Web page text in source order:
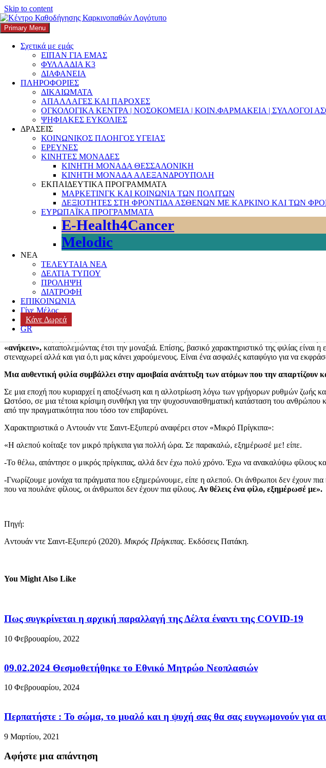
Skip to content
K3
ΚΕΝΤΡΟ ΚΑΘΟΔΗΓΗΣΗΣ ΚΑΡΚΙΝΟΠΑΘΩΝ
Primary Menu
Σχετικά με εμάς
ΕΙΠΑΝ ΓΙΑ ΕΜΑΣ
ΦΥΛΛΑΔΙΑ Κ3
ΔΙΑΦΑΝΕΙΑ
ΠΛΗΡΟΦΟΡΙΕΣ
ΔΙΚΑΙΩΜΑΤΑ
ΑΠΑΛΛΑΓΕΣ ΚΑΙ ΠΑΡΟΧΕΣ
ΟΓΚΟΛΟΓΙΚΑ ΚΕΝΤΡΑ | ΝΟΣΟΚΟΜΕΙΑ | ΚΟΙΝ.ΦΑΡΜΑΚΕΙΑ | ΣΥΛΛΟΓΟΙ
ΨΗΦΙΑΚΕΣ ΕΥΚΟΛΙΕΣ
ΔΡΑΣΕΙΣ
ΚΟΙΝΩΝΙΚΟΣ ΠΛΟΗΓΟΣ ΥΓΕΙΑΣ
ΕΡΕΥΝΕΣ
ΚΙΝΗΤΕΣ ΜΟΝΑΔΕΣ
ΚΙΝΗΤΗ ΜΟΝΑΔΑ ΘΕΣΣΑΛΟΝΙΚΗ
ΚΙΝΗΤΗ ΜΟΝΑΔΑ ΑΛΕΞΑΝΔΡΟΥΠΟΛΗ
ΕΚΠΑΙΔΕΥΤΙΚΑ ΠΡΟΓΡΑΜΜΑΤΑ
ΜΑΡΚΕΤΙΝΓΚ ΚΑΙ ΚΟΙΝΩΝΙΑ ΤΩΝ ΠΟΛΙΤΩΝ
ΔΕΞΙΟΤΗΤΕΣ ΣΤΗ ΦΡΟΝΤΙΔΑ ΑΣΘΕΝΩΝ ΜΕ ΚΑΡΚΙΝΟ ΚΑΙ ΤΩΝ
ΕΥΡΩΠΑΪΚΑ ΠΡΟΓΡΑΜΜΑΤΑ
E-Health4Cancer
Melodic
ΝΕΑ
ΤΕΛΕΥΤΑΙΑ ΝΕΑ
ΔΕΛΤΙΑ ΤΥΠΟΥ
ΠΡΟΛΗΨΗ
ΔΙΑΤΡΟΦΗ
ΕΠΙΚΟΙΝΩΝΙΑ
Γίνε Μέλος
Κάνε Δωρεά
GR
Αναζήτηση για:
30 Ιουλίου Παγκόσμια Μέρα Φιλίας
Posted on 30 Ιουλίου, 2024Authork3-editorCategoriesΕΘΕΛΟΝΤΙΣΜΟΣ,ΕΛΛΑΔΑ,
ΜΕΡΑ ΦΙΛΙΑΣ ,ΠΟΙΟΤΗΤΑ ΖΩΗΣ
Το 2011 με απόφαση της Γενικής Συνέλευσης του ΟΗΕ (A/RES/65/275) καθιερώθηκε η
Η λέξη φιλία προέρχεται από το αρχαιοελληνικό ρήμα
γνωρίζονται πολύ καλά και αποκτούν σχέση οικειότητας και στοργής.
Διακρίνεται από αμοιβαιότητα συναισθημάτων, μοίρασμα και ανιδιοτέλεια.
«ανήκειν», καταπολεμώντας έτσι την μοναξιά. Επίσης, βασικό χαρακτηριστικό της φιλίας
στεναχωρεί αλλά και για ό,τι μας κάνει χαρούμενους. Είναι ένα ασφαλές καταφύγιο για να
Μια αυθεντική φιλία συμβάλλει στην αμοιβαία ανάπτυξη των ατόμων που την απαρτίζουν
Σε μια εποχή που κυριαρχεί η αποξένωση και η αλλοτρίωση λόγω των γρήγορων ρυθμών ζωής
Ωστόσο, σε μια τέτοια κρίσιμη συνθήκη για την ψυχοσυναισθηματική κατάσταση του
από την πραγματικότητα που τόσο τον επιβαρύνει.
Χαρακτηριστικά ο Aντουάν vτε Σαιντ-Εξυπερύ αναφέρει στον «Μικρό Πρίγκιπα»:
«Η αλεπού κοίταξε τον μικρό πρίγκιπα για πολλή ώρα. Σε παρακαλώ, εξημέρωσέ με! είπε.
-Το θέλω, απάντησε ο μικρός πρίγκιπας, αλλά δεν έχω πολύ χρόνο. Έχω να ανακαλύψω φίλους
-Γνωρίζουμε μονάχα τα πράγματα που εξημερώνουμε, είπε η αλεπού. Οι άνθρωποι δεν έχουν
που να πουλάνε φίλους, οι άνθρωποι δεν έχουν πια φίλους. Αν θέλεις ένα φίλο, εξημέρωσέ με».
Πηγή:
Aντουάν vτε Σαιντ-Εξυπερύ (2020). Μικρός Πρίγκιπας. Εκδόσεις Πατάκη.
You Might Also Like
Πως συγκρίνεται η αρχική παραλλαγή της Δέλτα έναντι της COVID-19
10 Φεβρουαρίου, 2022
09.02.2024 Θεσμοθετήθηκε το Εθνικό Μητρώο Νεοπλασιών
10 Φεβρουαρίου, 2024
Περπατήστε : Το σώμα, το μυαλό και η ψυχή σας θα σας ευγνωμονούν για
9 Μαρτίου, 2021
Αφήστε μια απάντηση